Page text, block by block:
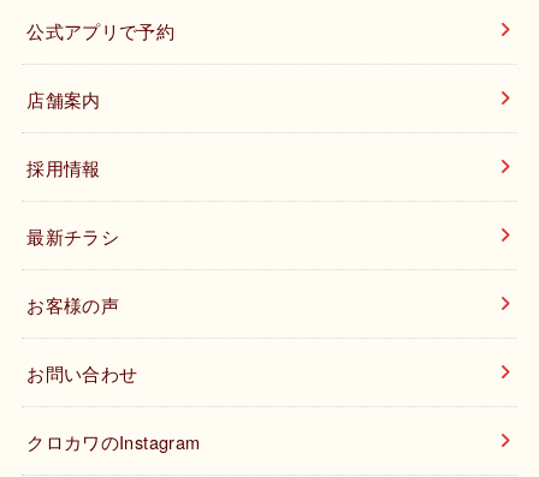
公式アプリで予約
店舗案内
採用情報
最新チラシ
お客様の声
お問い合わせ
クロカワのInstagram